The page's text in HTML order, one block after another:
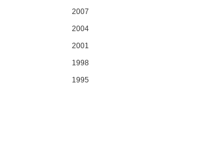
2007
2004
2001
1998
1995